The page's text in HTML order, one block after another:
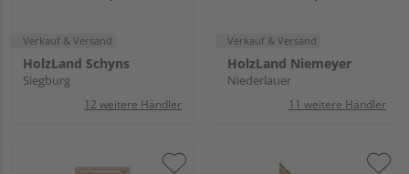
Verkauf & Versand
HolzLand Schyns
Siegburg
12 weitere Händler
Verkauf & Versand
HolzLand Niemeyer
Niederlauer
11 weitere Händler